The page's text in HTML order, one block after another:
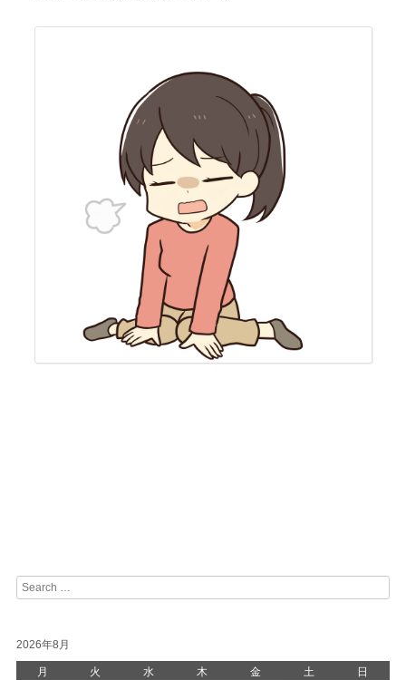
Search
2026年8月
月 火 水 木 金 土
日